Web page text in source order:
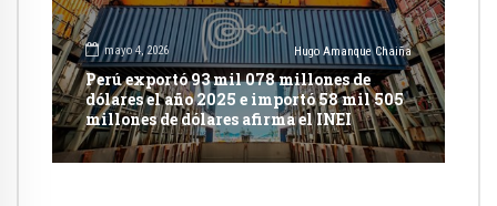
mayo 4, 2026 Hugo Amanque Chaiña
Perú exportó 93 mil 078 millones de
dólares el año 2025 e importó 58 mil 505
millones de dólares afirma el INEI